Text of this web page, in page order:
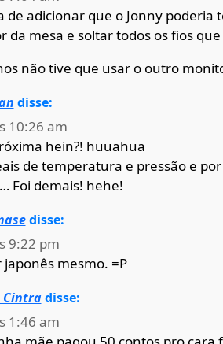
de adicionar que o Jonny poderia
da mesa e soltar todos os fios
não tive que usar o outro
disse:
10:26 am
hein?! huuahua
de temperatura e pressão e
Foi demais! hehe!
disse:
9:22 pm
mesmo. =P
Cintra disse:
1:46 am